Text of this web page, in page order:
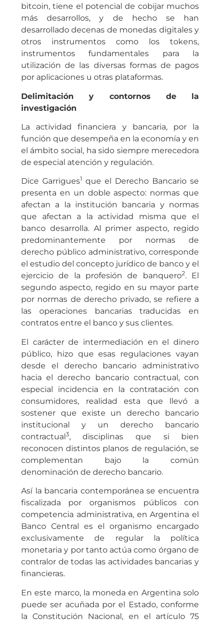
bitcoin, tiene el potencial de cobijar muchos
más desarrollos, y de hecho se han
desarrollado decenas de monedas digitales y
otros instrumentos como los tokens,
instrumentos fundamentales para la
utilización de las diversas formas de pagos
por aplicaciones u otras plataformas.
Delimitación y contornos de la
investigación
La actividad financiera y bancaria, por la
función que desempeña en la economía y en
el ámbito social, ha sido siempre merecedora
de especial atención y regulación.
Dice Garrigues1 que el Derecho Bancario se
presenta en un doble aspecto: normas que
afectan a la institución bancaria y normas
que afectan a la actividad misma que el
banco desarrolla. Al primer aspecto, regido
predominantemente por normas de
derecho público administrativo, corresponde
el estudio del concepto jurídico de banco y el
ejercicio de la profesión de banquero2. El
segundo aspecto, regido en su mayor parte
por normas de derecho privado, se refiere a
las operaciones bancarias traducidas en
contratos entre el banco y sus clientes.
El carácter de intermediación en el dinero
público, hizo que esas regulaciones vayan
desde el derecho bancario administrativo
hacia el derecho bancario contractual, con
especial incidencia en la contratación con
consumidores, realidad esta que llevó a
sostener que existe un derecho bancario
institucional y un derecho bancario
contractual3, disciplinas que si bien
reconocen distintos planos de regulación, se
complementan bajo la común
denominación de derecho bancario.
Así la bancaria contemporánea se encuentra
fiscalizada por organismos públicos con
competencia administrativa, en Argentina el
Banco Central es el organismo encargado
exclusivamente de regular la política
monetaria y por tanto actúa como órgano de
contralor de todas las actividades bancarias y
financieras.
En este marco, la moneda en Argentina solo
puede ser acuñada por el Estado, conforme
la Constitución Nacional, en el artículo 75